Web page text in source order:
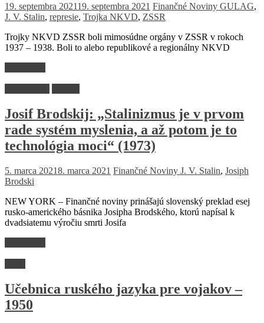
19. septembra 202119. septembra 2021 Finančné Noviny GULAG,
J. V. Stalin, represie, Trojka NKVD, ZSSR
Trojky NKVD ZSSR boli mimosúdne orgány v ZSSR v rokoch
1937 – 1938. Boli to alebo republikové a regionálny NKVD
Josif Brodskij: „Stalinizmus je v prvom
rade systém myslenia, a až potom je to
technológia moci“ (1973)
5. marca 20218. marca 2021 Finančné Noviny J. V. Stalin, Josiph
Brodski
NEW YORK – Finančné noviny prinášajú slovenský preklad esej
rusko-amerického básnika Josipha Brodského, ktorú napísal k
dvadsiatemu výročiu smrti Josifa
Učebnica ruského jazyka pre vojakov –
1950